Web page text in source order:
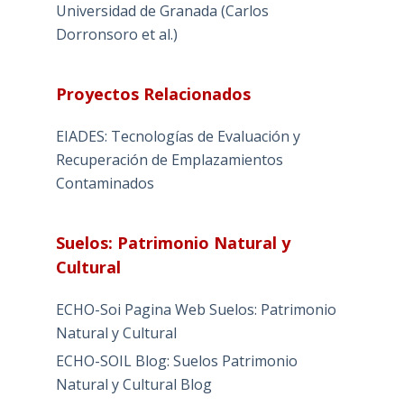
Universidad de Granada (Carlos
Dorronsoro et al.)
Proyectos Relacionados
EIADES: Tecnologías de Evaluación y
Recuperación de Emplazamientos
Contaminados
Suelos: Patrimonio Natural y
Cultural
ECHO-Soi Pagina Web Suelos: Patrimonio
Natural y Cultural
ECHO-SOIL Blog: Suelos Patrimonio
Natural y Cultural Blog